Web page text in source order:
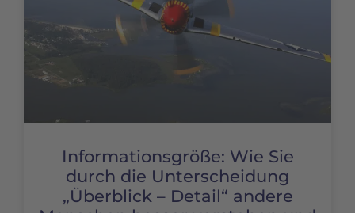
Informationsgröße: Wie Sie
durch die Unterscheidung
„Überblick – Detail“ andere